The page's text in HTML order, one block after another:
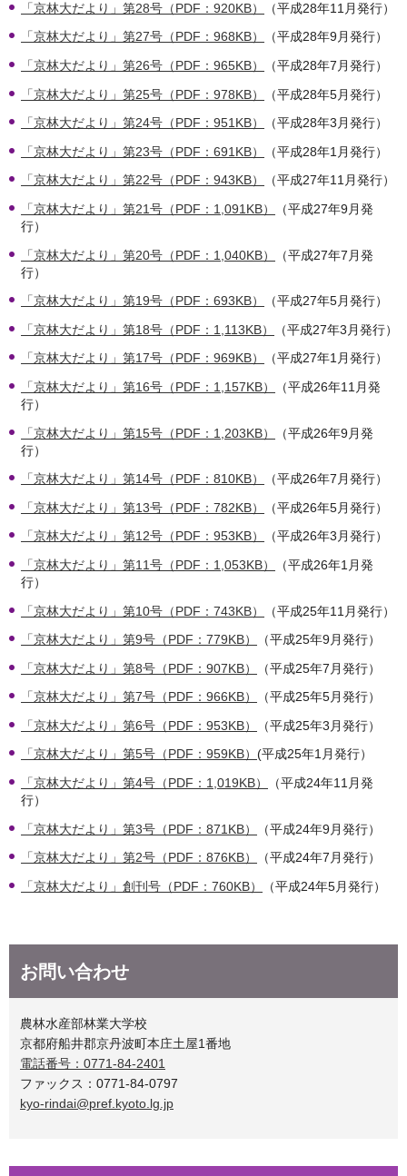
「京林大だより」第28号（PDF：920KB）
（平成28年11月発行）
「京林大だより」第27号（PDF：968KB）
（平成28年9月発行）
「京林大だより」第26号（PDF：965KB）
（平成28年7月発行）
「京林大だより」第25号（PDF：978KB）
（平成28年5月発行）
「京林大だより」第24号（PDF：951KB）
（平成28年3月発行）
「京林大だより」第23号（PDF：691KB）
（平成28年1月発行）
「京林大だより」第22号（PDF：943KB）
（平成27年11月発行）
「京林大だより」第21号（PDF：1,091KB）
（平成27年9月発
行）
「京林大だより」第20号（PDF：1,040KB）
（平成27年7月発
行）
「京林大だより」第19号（PDF：693KB）
（平成27年5月発行）
「京林大だより」第18号（PDF：1,113KB）
（平成27年3月発行）
「京林大だより」第17号（PDF：969KB）
（平成27年1月発行）
「京林大だより」第16号（PDF：1,157KB）
（平成26年11月発
行）
「京林大だより」第15号（PDF：1,203KB）
（平成26年9月発
行）
「京林大だより」第14号（PDF：810KB）
（平成26年7月発行）
「京林大だより」第13号（PDF：782KB）
（平成26年5月発行）
「京林大だより」第12号（PDF：953KB）
（平成26年3月発行）
「京林大だより」第11号（PDF：1,053KB）
（平成26年1月発
行）
「京林大だより」第10号（PDF：743KB）
（平成25年11月発行）
「京林大だより」第9号（PDF：779KB）
（平成25年9月発行）
「京林大だより」第8号（PDF：907KB）
（平成25年7月発行）
「京林大だより」第7号（PDF：966KB）
（平成25年5月発行）
「京林大だより」第6号（PDF：953KB）
（平成25年3月発行）
「京林大だより」第5号（PDF：959KB） (平成25年1月発行）
「京林大だより」第4号（PDF：1,019KB）
（平成24年11月発
行）
「京林大だより」第3号（PDF：871KB）
（平成24年9月発行）
「京林大だより」第2号（PDF：876KB）
（平成24年7月発行）
「京林大だより」創刊号（PDF：760KB）
（平成24年5月発行）
お問い合わせ
農林水産部林業大学校
京都府船井郡京丹波町本庄土屋1番地
電話番号：0771-84-2401
ファックス：0771-84-0797
kyo-rindai@pref.kyoto.lg.jp